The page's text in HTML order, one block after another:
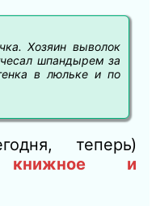
Хозяин выволок
шпандырем за
в люльке и по
теперь)
книжное и